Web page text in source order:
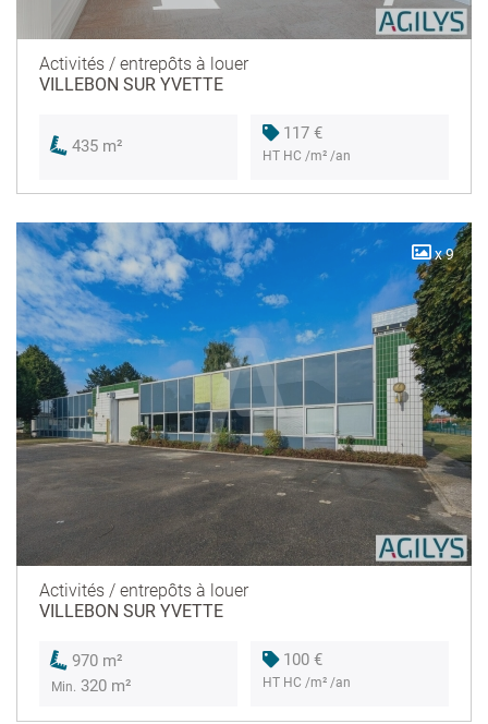
Activités / entrepôts à louer
VILLEBON SUR YVETTE
435 m²
117 €
HT HC /m² /an
x 9
Activités / entrepôts à louer
VILLEBON SUR YVETTE
970 m²
Min. 320 m²
100 €
HT HC /m² /an